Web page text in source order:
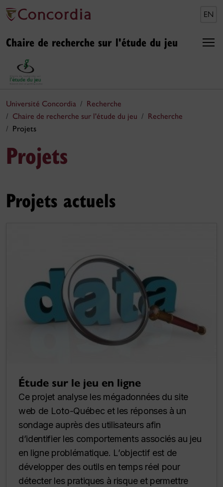
EN
Chaire de recherche sur l'étude du jeu
Université Concordia
Recherche
Chaire de recherche sur l'étude du jeu
Recherche
Projets
Projets
Projets actuels
Étude sur le jeu en ligne
Ce projet analyse les mégadonnées du site
web de Loto-Québec et les réponses à un
sondage auprès des utilisateurs afin
d’identifier les comportements associés au jeu
en ligne problématique. L’objectif est de
développer des outils en temps réel pour
détecter les pratiques à risque et permettre